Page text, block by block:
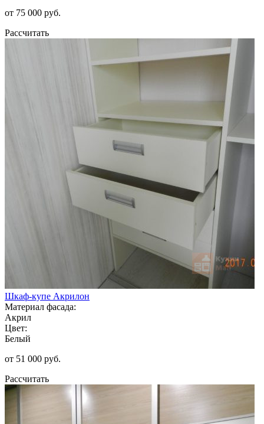
от 75 000 руб.
Рассчитать
Шкаф-купе Акрилон
Материал фасада:
Акрил
Цвет:
Белый
от 51 000 руб.
Рассчитать